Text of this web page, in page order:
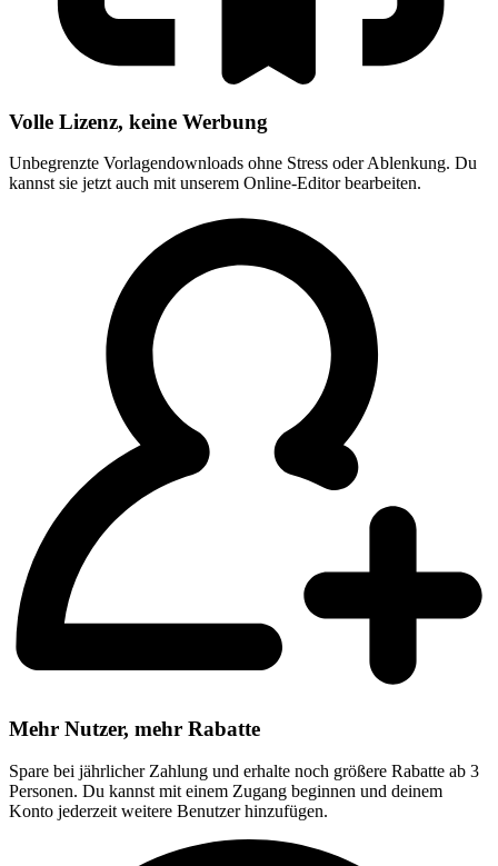
Volle Lizenz, keine Werbung
Unbegrenzte Vorlagendownloads ohne Stress oder Ablenkung. Du
kannst sie jetzt auch mit unserem Online-Editor bearbeiten.
Mehr Nutzer, mehr Rabatte
Spare bei jährlicher Zahlung und erhalte noch größere Rabatte ab 3
Personen. Du kannst mit einem Zugang beginnen und deinem
Konto jederzeit weitere Benutzer hinzufügen.